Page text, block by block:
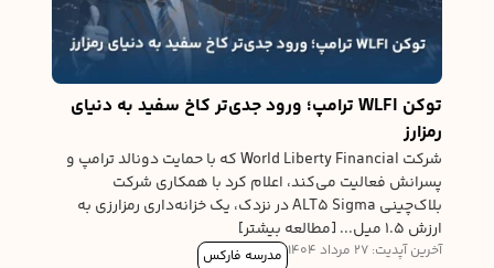
توکن WLFI ترامپ؛ ورود جدی‌تر کاخ سفید به دنیای
رمزارز
شرکت World Liberty Financial که با حمایت دونالد ترامپ و
پسرانش فعالیت می‌کند، اعلام کرد با همکاری شرکت
بلاک‌چینی ALT5 Sigma در نزدک، یک خزانه‌داری رمزارزی به
ارزش ۱.۵ میل... [مطالعه بیشتر]
مدرسه فارکس آخرین آپدیت: 27 مرداد 1404